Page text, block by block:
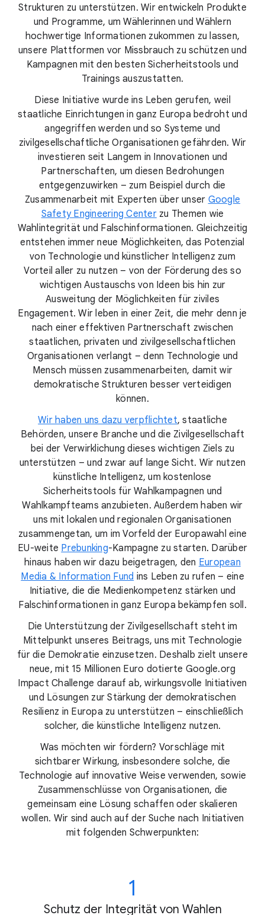
Strukturen zu unterstützen. Wir entwickeln Produkte
und Programme, um Wählerinnen und Wählern
hochwertige Informationen zukommen zu lassen,
unsere Plattformen vor Missbrauch zu schützen und
Kampagnen mit den besten Sicherheitstools und
Trainings auszustatten.
Diese Initiative wurde ins Leben gerufen, weil
staatliche Einrichtungen in ganz Europa bedroht und
angegriffen werden und so Systeme und
zivilgesellschaftliche Organisationen gefährden. Wir
investieren seit Langem in Innovationen und
Partnerschaften, um diesen Bedrohungen
entgegenzuwirken – zum Beispiel durch die
Zusammenarbeit mit Experten über unser Google
Safety Engineering Centerzu Themen wie
Wahlintegrität und Falschinformationen. Gleichzeitig
entstehen immer neue Möglichkeiten, das Potenzial
von Technologie und künstlicher Intelligenz zum
Vorteil aller zu nutzen – von der Förderung des so
wichtigen Austauschs von Ideen bis hin zur
Ausweitung der Möglichkeiten für ziviles
Engagement. Wir leben in einer Zeit, die mehr denn je
nach einer effektiven Partnerschaft zwischen
staatlichen, privaten und zivilgesellschaftlichen
Organisationen verlangt – denn Technologie und
Mensch müssen zusammenarbeiten, damit wir
demokratische Strukturen besser verteidigen
können.
Wir haben uns dazu verpflichtet, staatliche
Behörden, unsere Branche und die Zivilgesellschaft
bei der Verwirklichung dieses wichtigen Ziels zu
unterstützen – und zwar auf lange Sicht. Wir nutzen
künstliche Intelligenz, um kostenlose
Sicherheitstools für Wahlkampagnen und
Wahlkampfteams anzubieten. Außerdem haben wir
uns mit lokalen und regionalen Organisationen
zusammengetan, um im Vorfeld der Europawahl eine
EU-weite Prebunking-Kampagne zu starten. Darüber
hinaus haben wir dazu beigetragen, den European
Media & Information Fund ins Leben zu rufen – eine
Initiative, die die Medienkompetenz stärken und
Falschinformationen in ganz Europa bekämpfen soll.
Die Unterstützung der Zivilgesellschaft steht im
Mittelpunkt unseres Beitrags, uns mit Technologie
für die Demokratie einzusetzen. Deshalb zielt unsere
neue, mit 15 Millionen Euro dotierte Google.org
Impact Challenge darauf ab, wirkungsvolle Initiativen
und Lösungen zur Stärkung der demokratischen
Resilienz in Europa zu unterstützen – einschließlich
solcher, die künstliche Intelligenz nutzen.
Was möchten wir fördern? Vorschläge mit
sichtbarer Wirkung, insbesondere solche, die
Technologie auf innovative Weise verwenden, sowie
Zusammenschlüsse von Organisationen, die
gemeinsam eine Lösung schaffen oder skalieren
wollen. Wir sind auch auf der Suche nach Initiativen
mit folgenden Schwerpunkten:
1
Schutz der Integrität von Wahlen